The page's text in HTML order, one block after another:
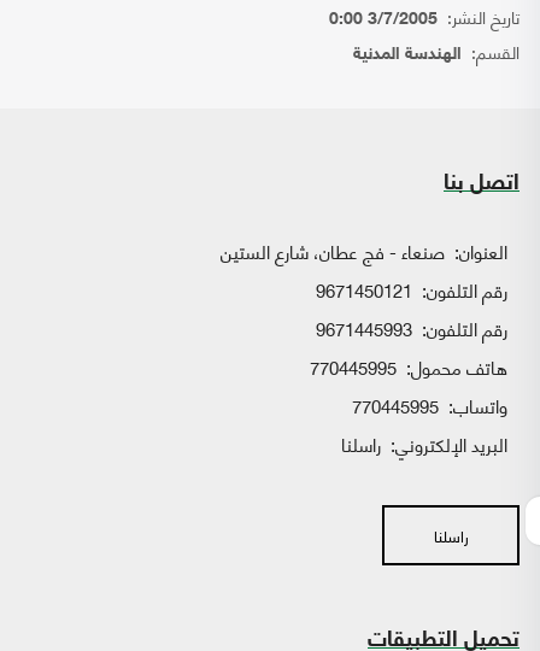
تاريخ النشر: 3/7/2005 0:00
القسم: الهندسة المدنية
اتصل بنا
العنوان: صنعاء - فج عطان، شارع الستين
رقم التلفون: 9671450121
رقم التلفون: 9671445993
هاتف محمول: 770445995
واتساب:
البريد الإلكتروني: راسلنا
راسلنا
تحميل التطبيقات